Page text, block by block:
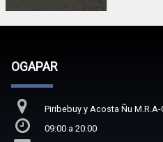
OGAPAR
Piribebuy y Acosta Ñu
09:00 a 20:00